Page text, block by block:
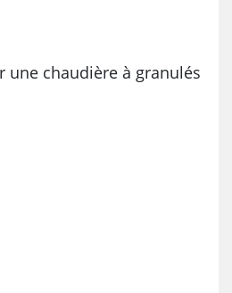
une chaudière à granulés